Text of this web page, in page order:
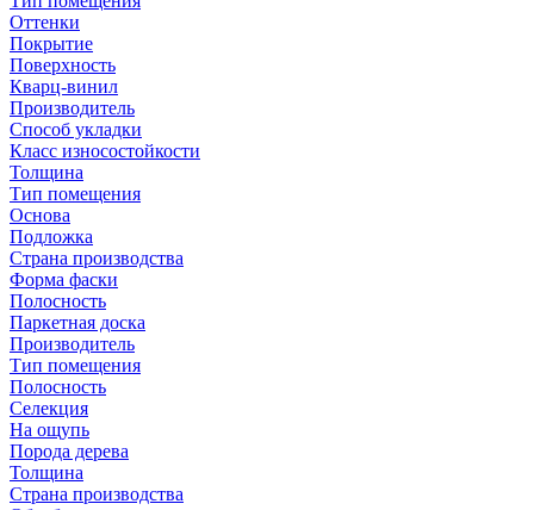
Оттенки
Покрытие
Поверхность
Кварц-винил
Производитель
Способ укладки
Класс износостойкости
Толщина
Тип помещения
Основа
Подложка
Страна производства
Форма фаски
Полосность
Паркетная доска
Производитель
Тип помещения
Полосность
Селекция
На ощупь
Порода дерева
Толщина
Страна производства